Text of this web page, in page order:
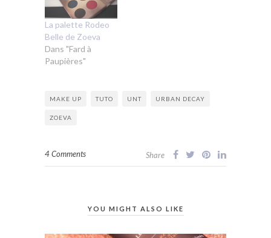
La palette Rodeo
Belle de Zoeva
Dans "Fard à
Paupières"
MAKE UP TUTO UNT URBAN DECAY
ZOEVA
4 Comments Share
YOU MIGHT ALSO LIKE